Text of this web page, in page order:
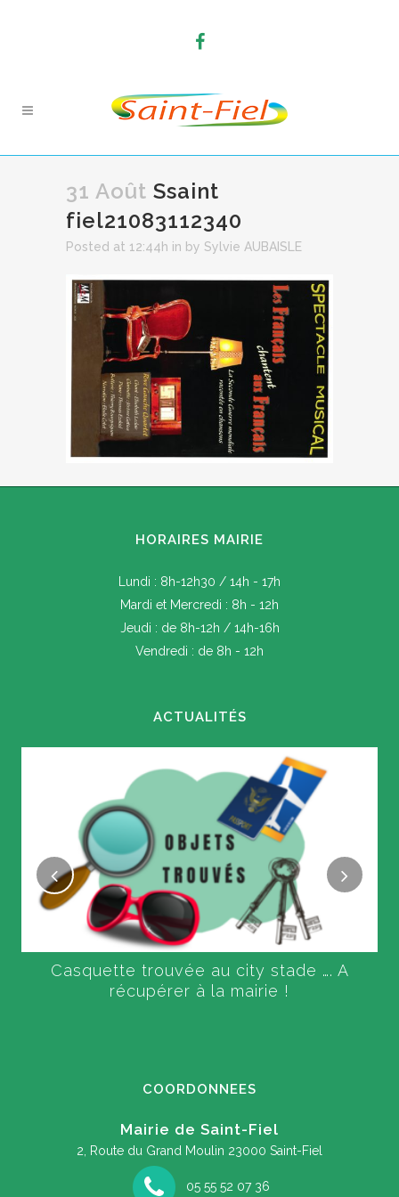
31 Août Ssaint
fiel21083112340
Posted at 12:44h in by Sylvie AUBAISLE
HORAIRES MAIRIE
Lundi : 8h-12h30 / 14h - 17h
Mardi et Mercredi : 8h - 12h
Jeudi : de 8h-12h / 14h-16h
Vendredi : de 8h - 12h
ACTUALITÉS
Casquette trouvée au city stade …. A
récupérer à la mairie !
COORDONNEES
Mairie de Saint-Fiel
2, Route du Grand Moulin 23000 Saint-Fiel
05 55 52 07 36